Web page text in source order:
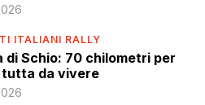
ITALIANI RALLY
di Schio: 70 chilometri per
tutta da vivere